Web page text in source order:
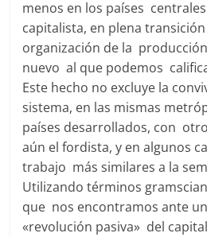
menos en los países
capitalista, en plena
organización de la
nuevo al que podemos
Este hecho no excluye la
sistema, en las mismas
países desarrollados, con
aún el fordista, y en algunos
trabajo más similares a la
Utilizando términos
que nos encontramos ante
«revolución pasiva» del